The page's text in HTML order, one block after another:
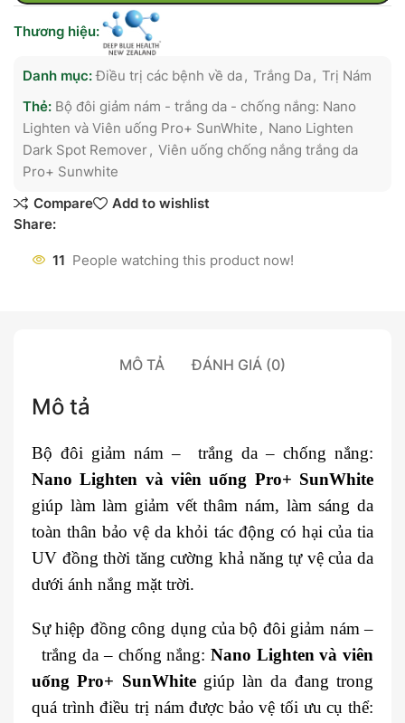
Thương hiệu:
Danh mục: Điều trị các bệnh về da, Trắng Da, Trị Nám
Thẻ: Bộ đôi giảm nám - trắng da - chống nắng: Nano
Lighten và Viên uống Pro+ SunWhite , Nano Lighten
Dark Spot Remover, Viên uống chống nắng trắng da
Pro+ Sunwhite
Compare
Add to wishlist
Share:
11 People watching this product now!
MÔ TẢ ĐÁNH GIÁ (0)
Mô tả
Bộ đôi giảm nám – trắng da – chống nắng:
Nano Lighten và viên uống Pro+ SunWhite
giúp làm làm giảm vết thâm nám, làm sáng da
toàn thân bảo vệ da khỏi tác động có hại của tia
UV đồng thời tăng cường khả năng tự vệ của da
dưới ánh nắng mặt trời.
Sự hiệp đồng công dụng của bộ đôi giảm nám –
trắng da – chống nắng: Nano Lighten và viên
uống Pro+ SunWhitegiúp làn da đang trong
quá trình điều trị nám được bảo vệ tối ưu cụ thể: